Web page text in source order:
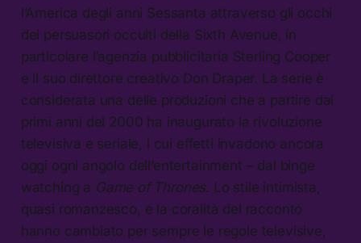
l’America degli anni Sessanta attraverso gli occhi
dei persuasori occulti della Sixth Avenue, in
particolare l’agenzia pubblicitaria Sterling Cooper
e il suo direttore creativo Don Draper. La serie è
considerata una delle produzioni che a partire dai
primi anni del 2000 ha inaugurato la rivoluzione
televisiva e seriale, i cui effetti invadono ancora
oggi ogni angolo dell’entertainment – dal binge
watching a Game of Thrones. Lo stile intimista,
quasi romanzesco, e la coralità del racconto
hanno cambiato per sempre le regole televisive,